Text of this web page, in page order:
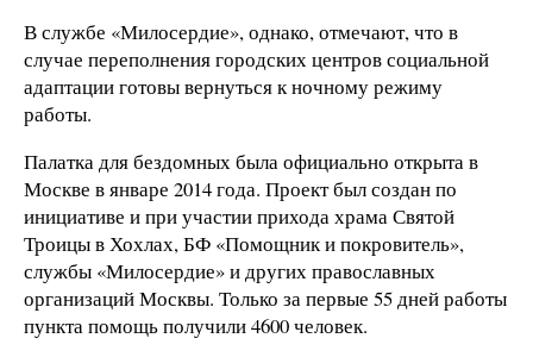
В службе «Милосердие», однако, отмечают, что в
случае переполнения городских центров социальной
адаптации готовы вернуться к ночному режиму
работы.
Палатка для бездомных была официально открыта в
Москве в январе 2014 года. Проект был создан по
инициативе и при участии прихода храма Святой
Троицы в Хохлах, БФ «Помощник и покровитель»,
службы «Милосердие» и других православных
организаций Москвы. Только за первые 55 дней работы
пункта помощь получили 4600 человек.